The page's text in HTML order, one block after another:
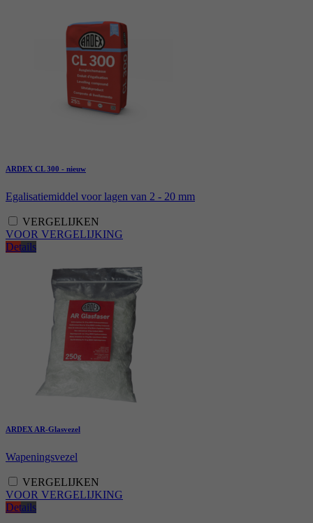
ARDEX CL 300 - nieuw
Egalisatiemiddel voor lagen van 2 - 20 mm
VERGELIJKEN
VOOR VERGELIJKING
Details
ARDEX AR-Glasvezel
Wapeningsvezel
VERGELIJKEN
VOOR VERGELIJKING
Details